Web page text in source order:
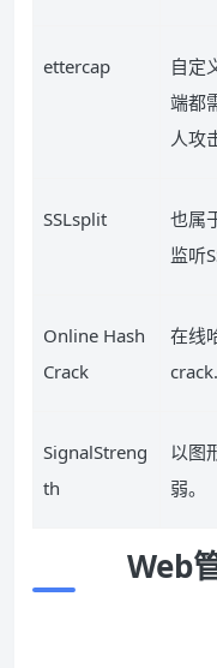
ettercap
自定
端都
人攻
SSLsplit
也属
监听
Online Hash
Crack
在线
SignalStreng
th
以图
弱。
Web